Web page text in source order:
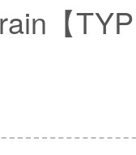
【